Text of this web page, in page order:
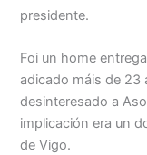
presidente.
Foi un home
adicado máis de 23
desinteresado a
implicación era un
de Vigo.